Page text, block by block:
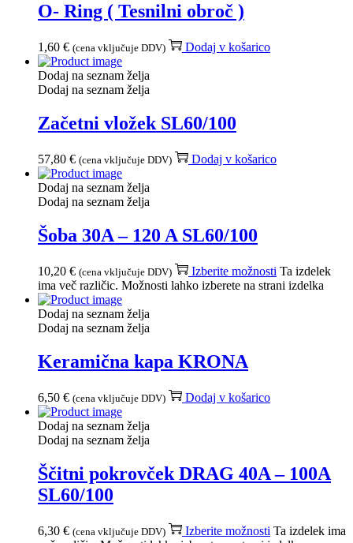
O- Ring ( Tesnilni obroč )
1,60 € (cena vključuje DDV) Dodaj v košarico
Dodaj na seznam želja
Dodaj na seznam želja
Začetni vložek SL60/100
57,80 € (cena vključuje DDV) Dodaj v košarico
Dodaj na seznam želja
Dodaj na seznam želja
Šoba 30A – 120 A SL60/100
10,20 € (cena vključuje DDV) Izberite možnosti Ta izdelek
ima več različic. Možnosti lahko izberete na strani izdelka
Dodaj na seznam želja
Dodaj na seznam želja
Keramična kapa KRONA
6,50 € (cena vključuje DDV) Dodaj v košarico
Dodaj na seznam želja
Dodaj na seznam želja
Ščitni pokrovček DRAG 40A – 100A
SL60/100
6,30 € (cena vključuje DDV) Izberite možnosti Ta izdelek ima